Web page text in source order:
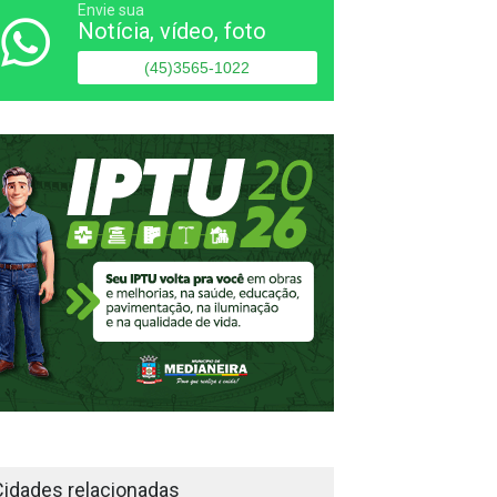
Envie sua
Notícia, vídeo, foto
(45)3565-1022
relacionadas